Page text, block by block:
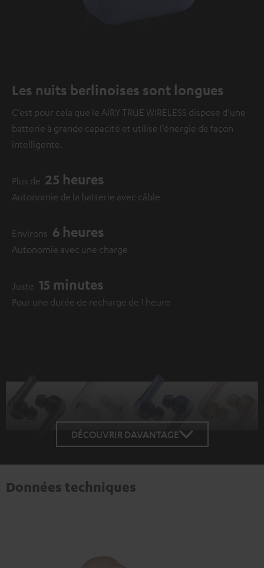
Les nuits berlinoises sont longues
C’est pour cela que le AIRY TRUE WIRELESS dispose d’une
batterie à grande capacité et utilise l’énergie de façon
intelligente.
Plus de 25 heures
Autonomie de la batterie avec câble
Environs 6 heures
Autonomie avec une charge
Juste 15 minutes
Pour une durée de recharge de 1 heure
DÉCOUVRIR DAVANTAGE
Données techniques